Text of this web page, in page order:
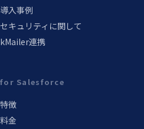
導入事例
セキュリティに関して
kMailer連携
for Salesforce
特徴
料金